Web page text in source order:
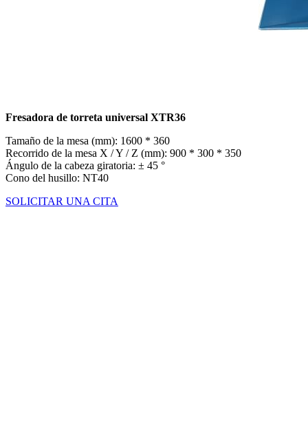
Fresadora de torreta universal XTR36
Tamaño de la mesa (mm): 1600 * 360
Recorrido de la mesa X / Y / Z (mm): 900 * 300 * 350
Ángulo de la cabeza giratoria: ± 45 °
Cono del husillo: NT40
SOLICITAR UNA CITA